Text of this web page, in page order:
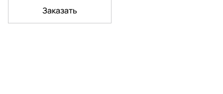
Заказать